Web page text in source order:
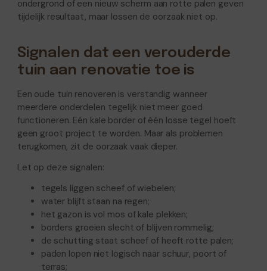
ondergrond of een nieuw scherm aan rotte palen geven
tijdelijk resultaat, maar lossen de oorzaak niet op.
Signalen dat een verouderde
tuin aan renovatie toe is
Een oude tuin renoveren is verstandig wanneer
meerdere onderdelen tegelijk niet meer goed
functioneren. Eén kale border of één losse tegel hoeft
geen groot project te worden. Maar als problemen
terugkomen, zit de oorzaak vaak dieper.
Let op deze signalen:
tegels liggen scheef of wiebelen;
water blijft staan na regen;
het gazon is vol mos of kale plekken;
borders groeien slecht of blijven rommelig;
de schutting staat scheef of heeft rotte palen;
paden lopen niet logisch naar schuur, poort of
terras;